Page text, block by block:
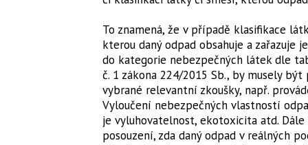
To znamená, že v případě klasifikace
kterou daný odpad obsahuje a zařazuje
do kategorie nebezpečných látek dle
č. 1 zákona 224/2015 Sb., by musely
vybrané relevantní zkoušky, např.
Vyloučení nebezpečných vlastností
je vyluhovatelnost, ekotoxicita atd.
posouzení, zda daný odpad v reálných